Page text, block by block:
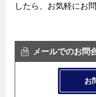
したら、お気軽にお
メールでのお問
お